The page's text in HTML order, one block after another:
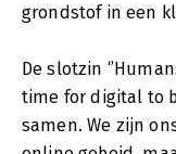
grondstof in een
De slotzin
time for digital to
samen. We zijn